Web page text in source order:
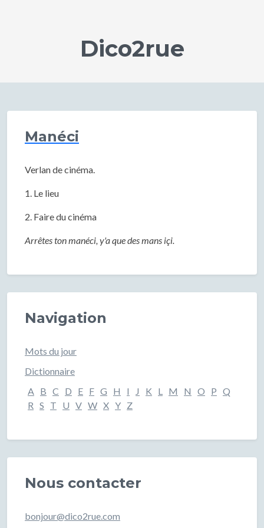
Dico2rue
Manéci
Verlan de cinéma.
1. Le lieu
2. Faire du cinéma
Arrêtes ton manéci, y'a que des mans içi.
Navigation
Mots du jour
Dictionnaire
A B C D E F G H I J K L M N O P Q
R S T U V W X Y Z
Nous contacter
bonjour@dico2rue.com